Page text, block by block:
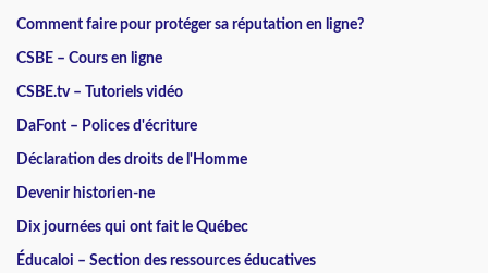
Comment faire pour protéger sa réputation en ligne?
CSBE – Cours en ligne
CSBE.tv – Tutoriels vidéo
DaFont – Polices d'écriture
Déclaration des droits de l'Homme
Devenir historien-ne
Dix journées qui ont fait le Québec
Éducaloi – Section des ressources éducatives